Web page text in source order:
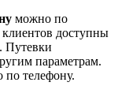
можно по
доступны
Путевки
параметрам.
телефону.